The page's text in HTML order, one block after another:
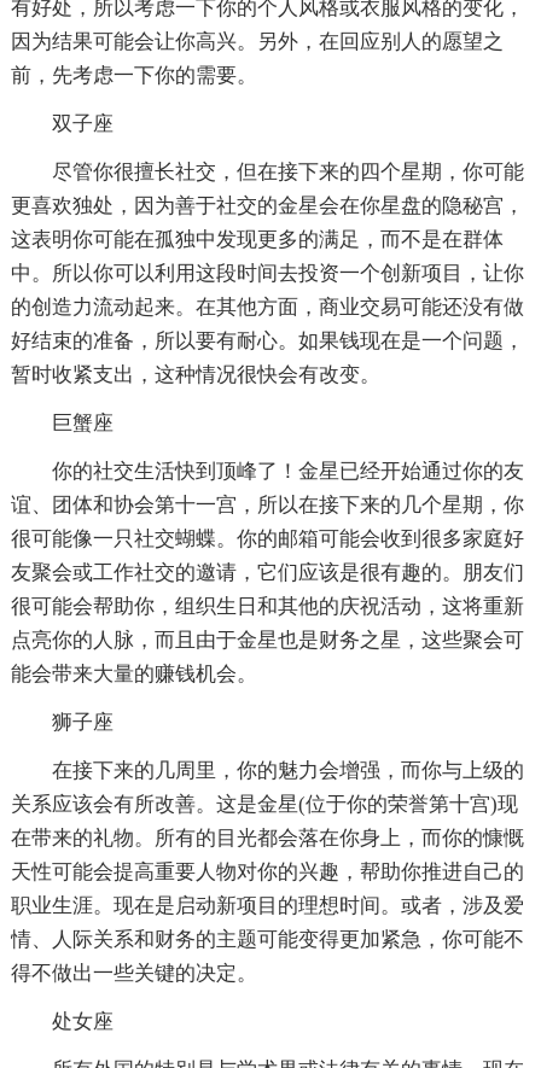
有好处，所以考虑一下你的个人风格或衣服风格的变化，
因为结果可能会让你高兴。另外，在回应别人的愿望之
前，先考虑一下你的需要。
双子座
尽管你很擅长社交，但在接下来的四个星期，你可能
更喜欢独处，因为善于社交的金星会在你星盘的隐秘宫，
这表明你可能在孤独中发现更多的满足，而不是在群体
中。所以你可以利用这段时间去投资一个创新项目，让你
的创造力流动起来。在其他方面，商业交易可能还没有做
好结束的准备，所以要有耐心。如果钱现在是一个问题，
暂时收紧支出，这种情况很快会有改变。
巨蟹座
你的社交生活快到顶峰了！金星已经开始通过你的友
谊、团体和协会第十一宫，所以在接下来的几个星期，你
很可能像一只社交蝴蝶。你的邮箱可能会收到很多家庭好
友聚会或工作社交的邀请，它们应该是很有趣的。朋友们
很可能会帮助你，组织生日和其他的庆祝活动，这将重新
点亮你的人脉，而且由于金星也是财务之星，这些聚会可
能会带来大量的赚钱机会。
狮子座
在接下来的几周里，你的魅力会增强，而你与上级的
关系应该会有所改善。这是金星(位于你的荣誉第十宫)现
在带来的礼物。所有的目光都会落在你身上，而你的慷慨
天性可能会提高重要人物对你的兴趣，帮助你推进自己的
职业生涯。现在是启动新项目的理想时间。或者，涉及爱
情、人际关系和财务的主题可能变得更加紧急，你可能不
得不做出一些关键的决定。
处女座